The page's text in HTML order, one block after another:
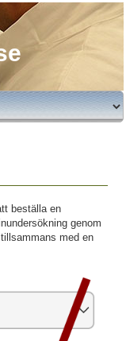
beställa en
genom
med en